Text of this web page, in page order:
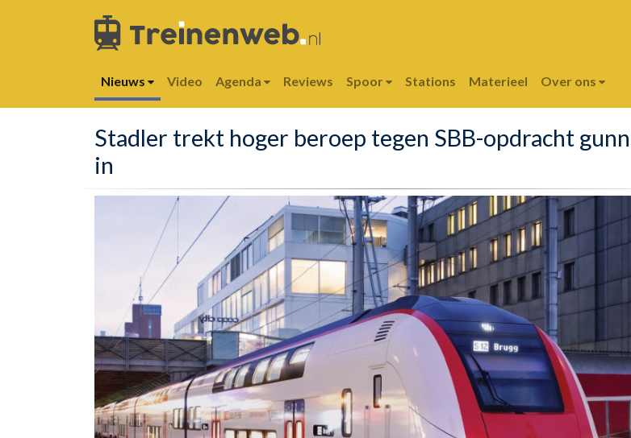
Nieuws Video Agenda Reviews Spoor Stations Materieel Over ons
Stadler trekt hoger beroep tegen SBB-opdracht
in